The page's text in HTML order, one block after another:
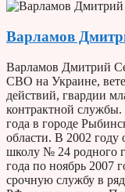
Варламов
Варламов Дмитрий
СВО на Украине,
действий, гвардии
контрактной службы.
года в городе
области. В 2002
школу № 24 родного
года по ноябрь 2007
срочную службу в